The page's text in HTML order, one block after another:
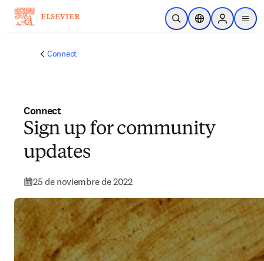
Saltar al contenido principal
Abrir búsqueda
Selector deSign in to
menu
Connect
Connect
Sign up for community
updates
25 de noviembre de 2022